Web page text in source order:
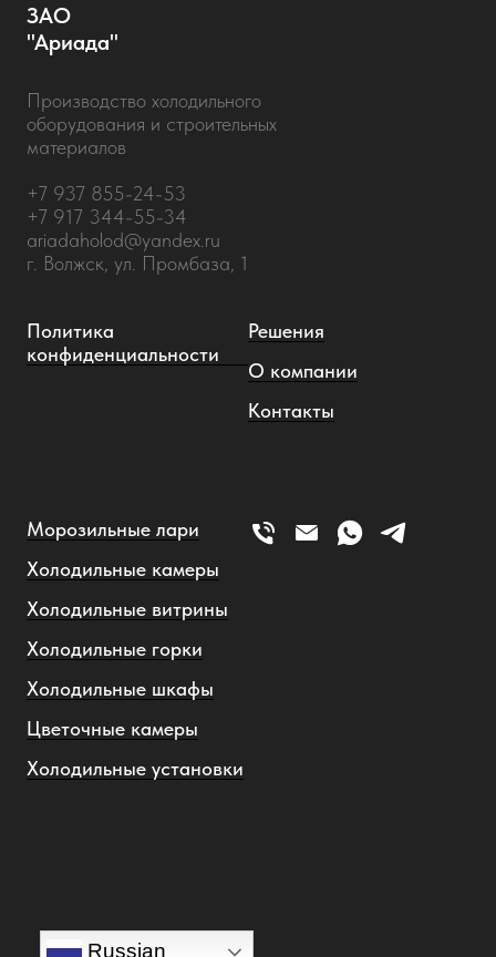
Russian
ЗАО
"Ариада"
Производство холодильного
оборудования и строительных
материалов
+7 937 855-24-53
+7 917 344-55-34
ariadaholod@yandex.ru
г. Волжск, ул. Промбаза, 1
Политика
конфиденциальности
Решения
О компании
Контакты
Морозильные лари
Холодильные камеры
Холодильные витрины
Холодильные горки
Холодильные шкафы
Цветочные камеры
Холодильные установки